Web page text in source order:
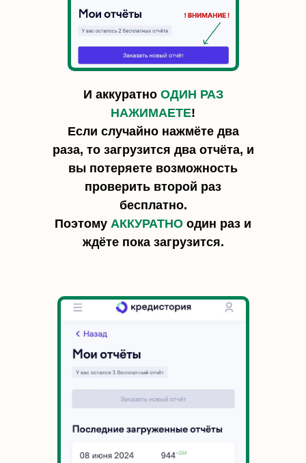
И аккуратно ОДИН РАЗ
НАЖИМАЕТЕ!
Если случайно нажмёте два
раза, то загрузится два отчёта, и
вы потеряете возможность
проверить второй раз
бесплатно.
Поэтому АККУРАТНО один раз и
ждёте пока загрузится.